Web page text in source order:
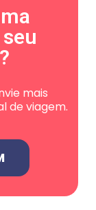
mais
de viagem.